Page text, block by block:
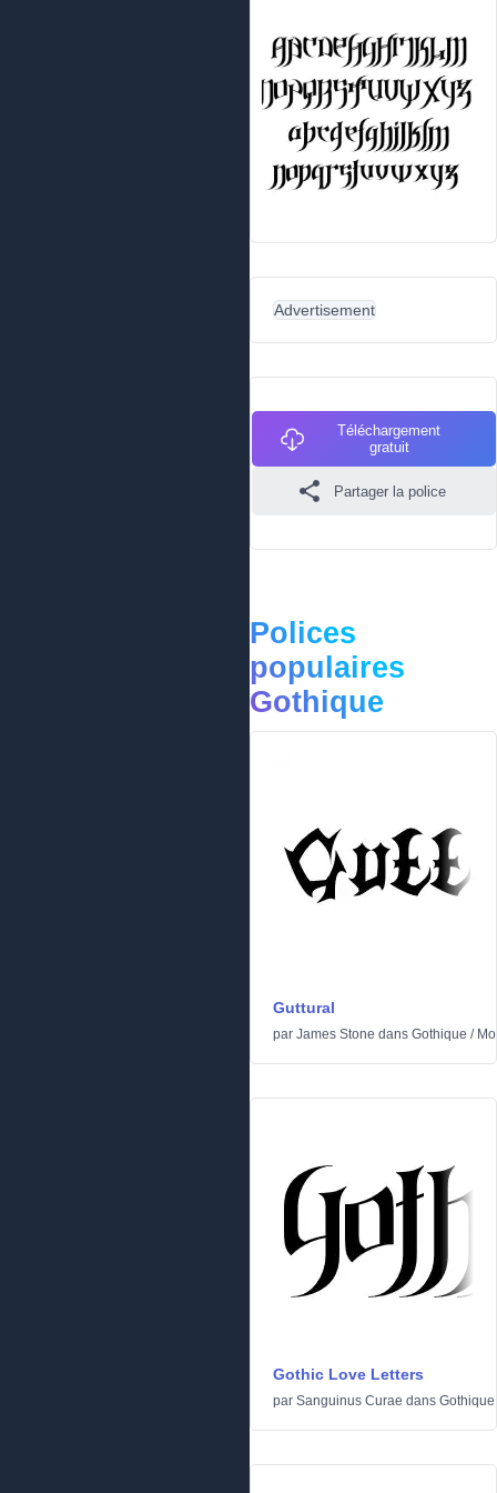
Advertisement
Téléchargement
gratuit
Partager la police
Polices
populaires
Gothique
Guttural
par James Stone dans Gothique /
Gothic Love Letters
par Sanguinus Curae dans Gothique